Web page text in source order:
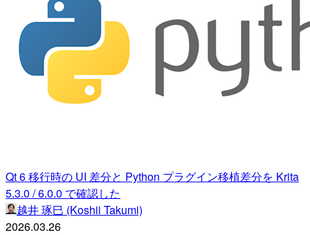
Qt 6 移行時の UI 差分と Python プラグイン移植差分を Krita
5.3.0 / 6.0.0 で確認した
越井 琢巳 (Koshii Takumi)
2026.03.26